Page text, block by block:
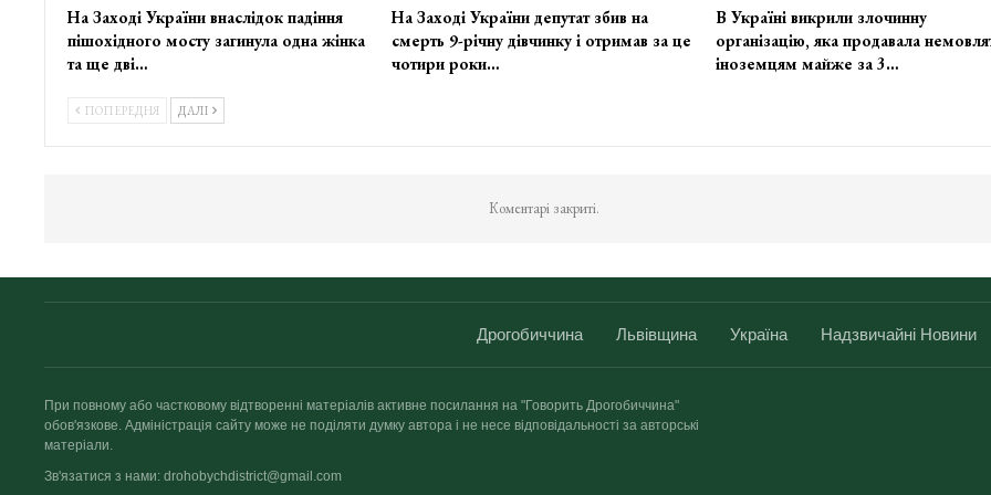
На Заході України внаслідок падіння
пішохідного мосту загинула одна жінка
та ще дві…
На Заході України депутат збив на
смерть 9-річну дівчинку і отримав за це
чотири роки…
В Україні викрили злочинну
організацію, яка продавала
іноземцям майже за 3…
ПОПЕРЕДНЯ ДАЛІ
Коментарі закриті.
Дрогобиччина Львівщина Україна Надзвичайні Новини
При повному або частковому відтворенні матеріалів активне посилання на "Говорить Дрогобиччина"
обов'язкове. Адміністрація сайту може не поділяти думку автора і не несе відповідальності за авторські
матеріали.
Зв'язатися з нами: drohobychdistrict@gmail.com